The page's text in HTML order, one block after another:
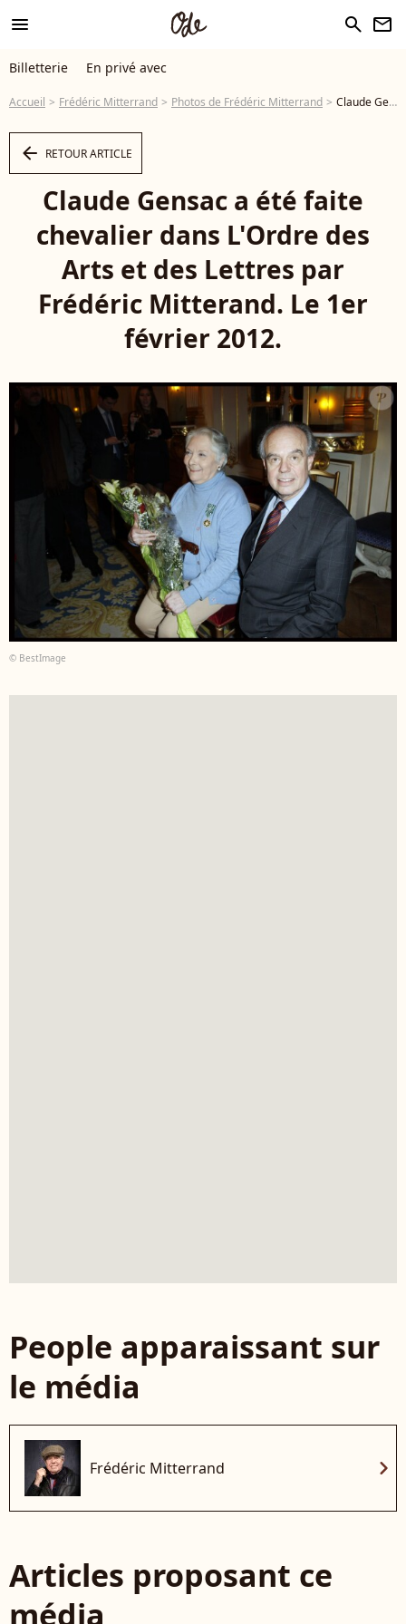
menu search newsletter
Billetterie En privé avec
Accueil Frédéric Mitterrand Photos de Frédéric Mitterrand Claude Gensac a été faite chevalier dans L'Ordre des Arts et des Lettres par Frédéric Mitterand. Le 1er février 2012. - Photo
arrow_left RETOUR ARTICLE
Claude Gensac a été faite
chevalier dans L'Ordre des
Arts et des Lettres par
Frédéric Mitterand. Le 1er
février 2012.
© BestImage
People apparaissant sur
le média
Frédéric Mitterrand chevron_right
Articles proposant ce
média